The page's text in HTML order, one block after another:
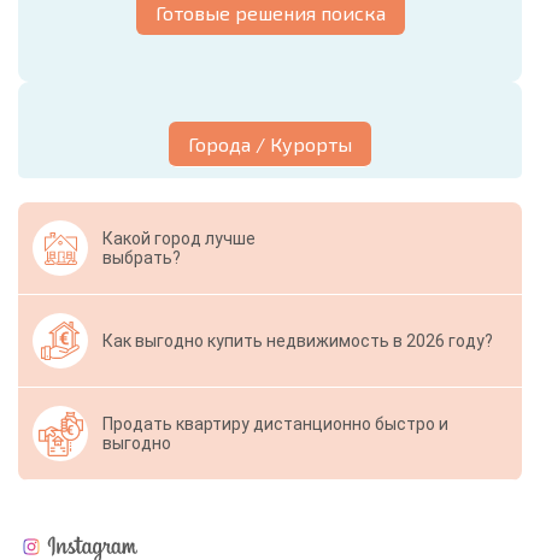
Готовые решения поиска
Города / Курорты
Какой город лучше
выбрать?
Как выгодно купить недвижимость в 2026 году?
Продать квартиру дистанционно быстро и
выгодно